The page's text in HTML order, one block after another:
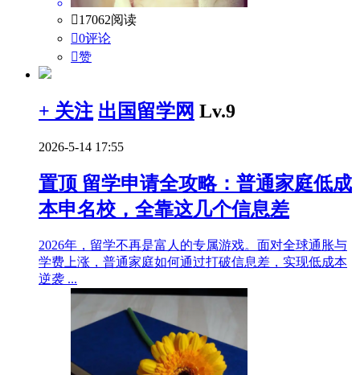
17062阅读
0评论
赞
+ 关注 出国留学网 Lv.9
2026-5-14 17:55
置顶 留学申请全攻略：普通家庭低成
本申名校，全靠这几个信息差
2026年，留学不再是富人的专属游戏。面对全球通胀与
学费上涨，普通家庭如何通过打破信息差，实现低成本
逆袭 ...